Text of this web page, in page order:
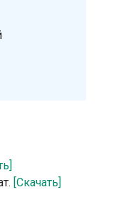
[Скачать]